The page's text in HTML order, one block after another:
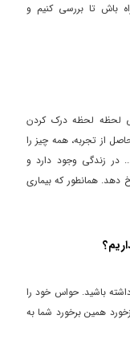
باش تا بررسی کنیم و
لحظه لحظه درک کردن
از تجربه، همه چیز را
در زندگی وجود دارد و
دهد. همانطور که بیماری
باشید. حواس خود را
همین برخورد شما به